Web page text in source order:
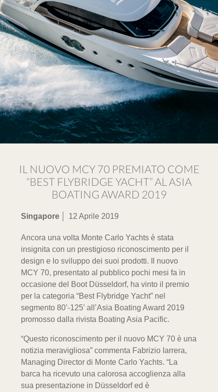
IL NUOVO MCY 70 PREMIATO COME
“BEST FLYBRIDGE YACHT” AL ASIA
BOATING AWARD 2019
Singapore 12 Aprile 2019
Ancora una volta Monte Carlo Yachts è stata
insignita con un prestigioso riconoscimento per il
design e lo sviluppo dei suoi prodotti. Il nuovo
MCY 70, presentato al pubblico pochi mesi fa in
occasione del Boot Düsseldorf, ha vinto il premio
per la categoria “Best Flybridge Yacht” nel
segmento 80’-125’ all’Asia Boating Award 2019
promosso dalla rivista Boating Asia Pacific.
“Questo riconoscimento per il nuovo MCY 70 è una
notizia meravigliosa” commenta Fabrizio Iarrera,
Managing Director di Monte Carlo Yachts. “La
barca ha ricevuto una calorosa accoglienza alla
sua presentazione in Düsseldorf ed è